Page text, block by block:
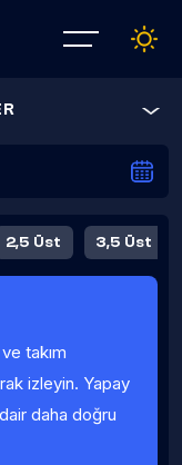
2,5 Üst 3,5 Üst
takım
izleyin. Yapay
daha doğru